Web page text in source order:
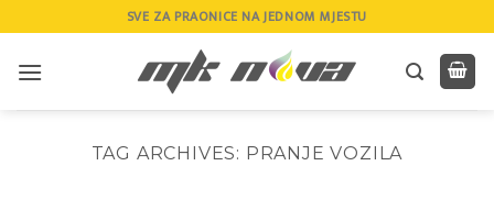
to
content
SVE ZA PRAONICE NA JEDNOM MJESTU
TAG ARCHIVES: PRANJE VOZILA